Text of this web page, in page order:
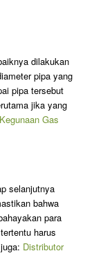
dilakukan
pipa yang
pipa tersebut
jika yang
Kegunaan Gas
selanjutnya
bahwa
para
harus
Distributor